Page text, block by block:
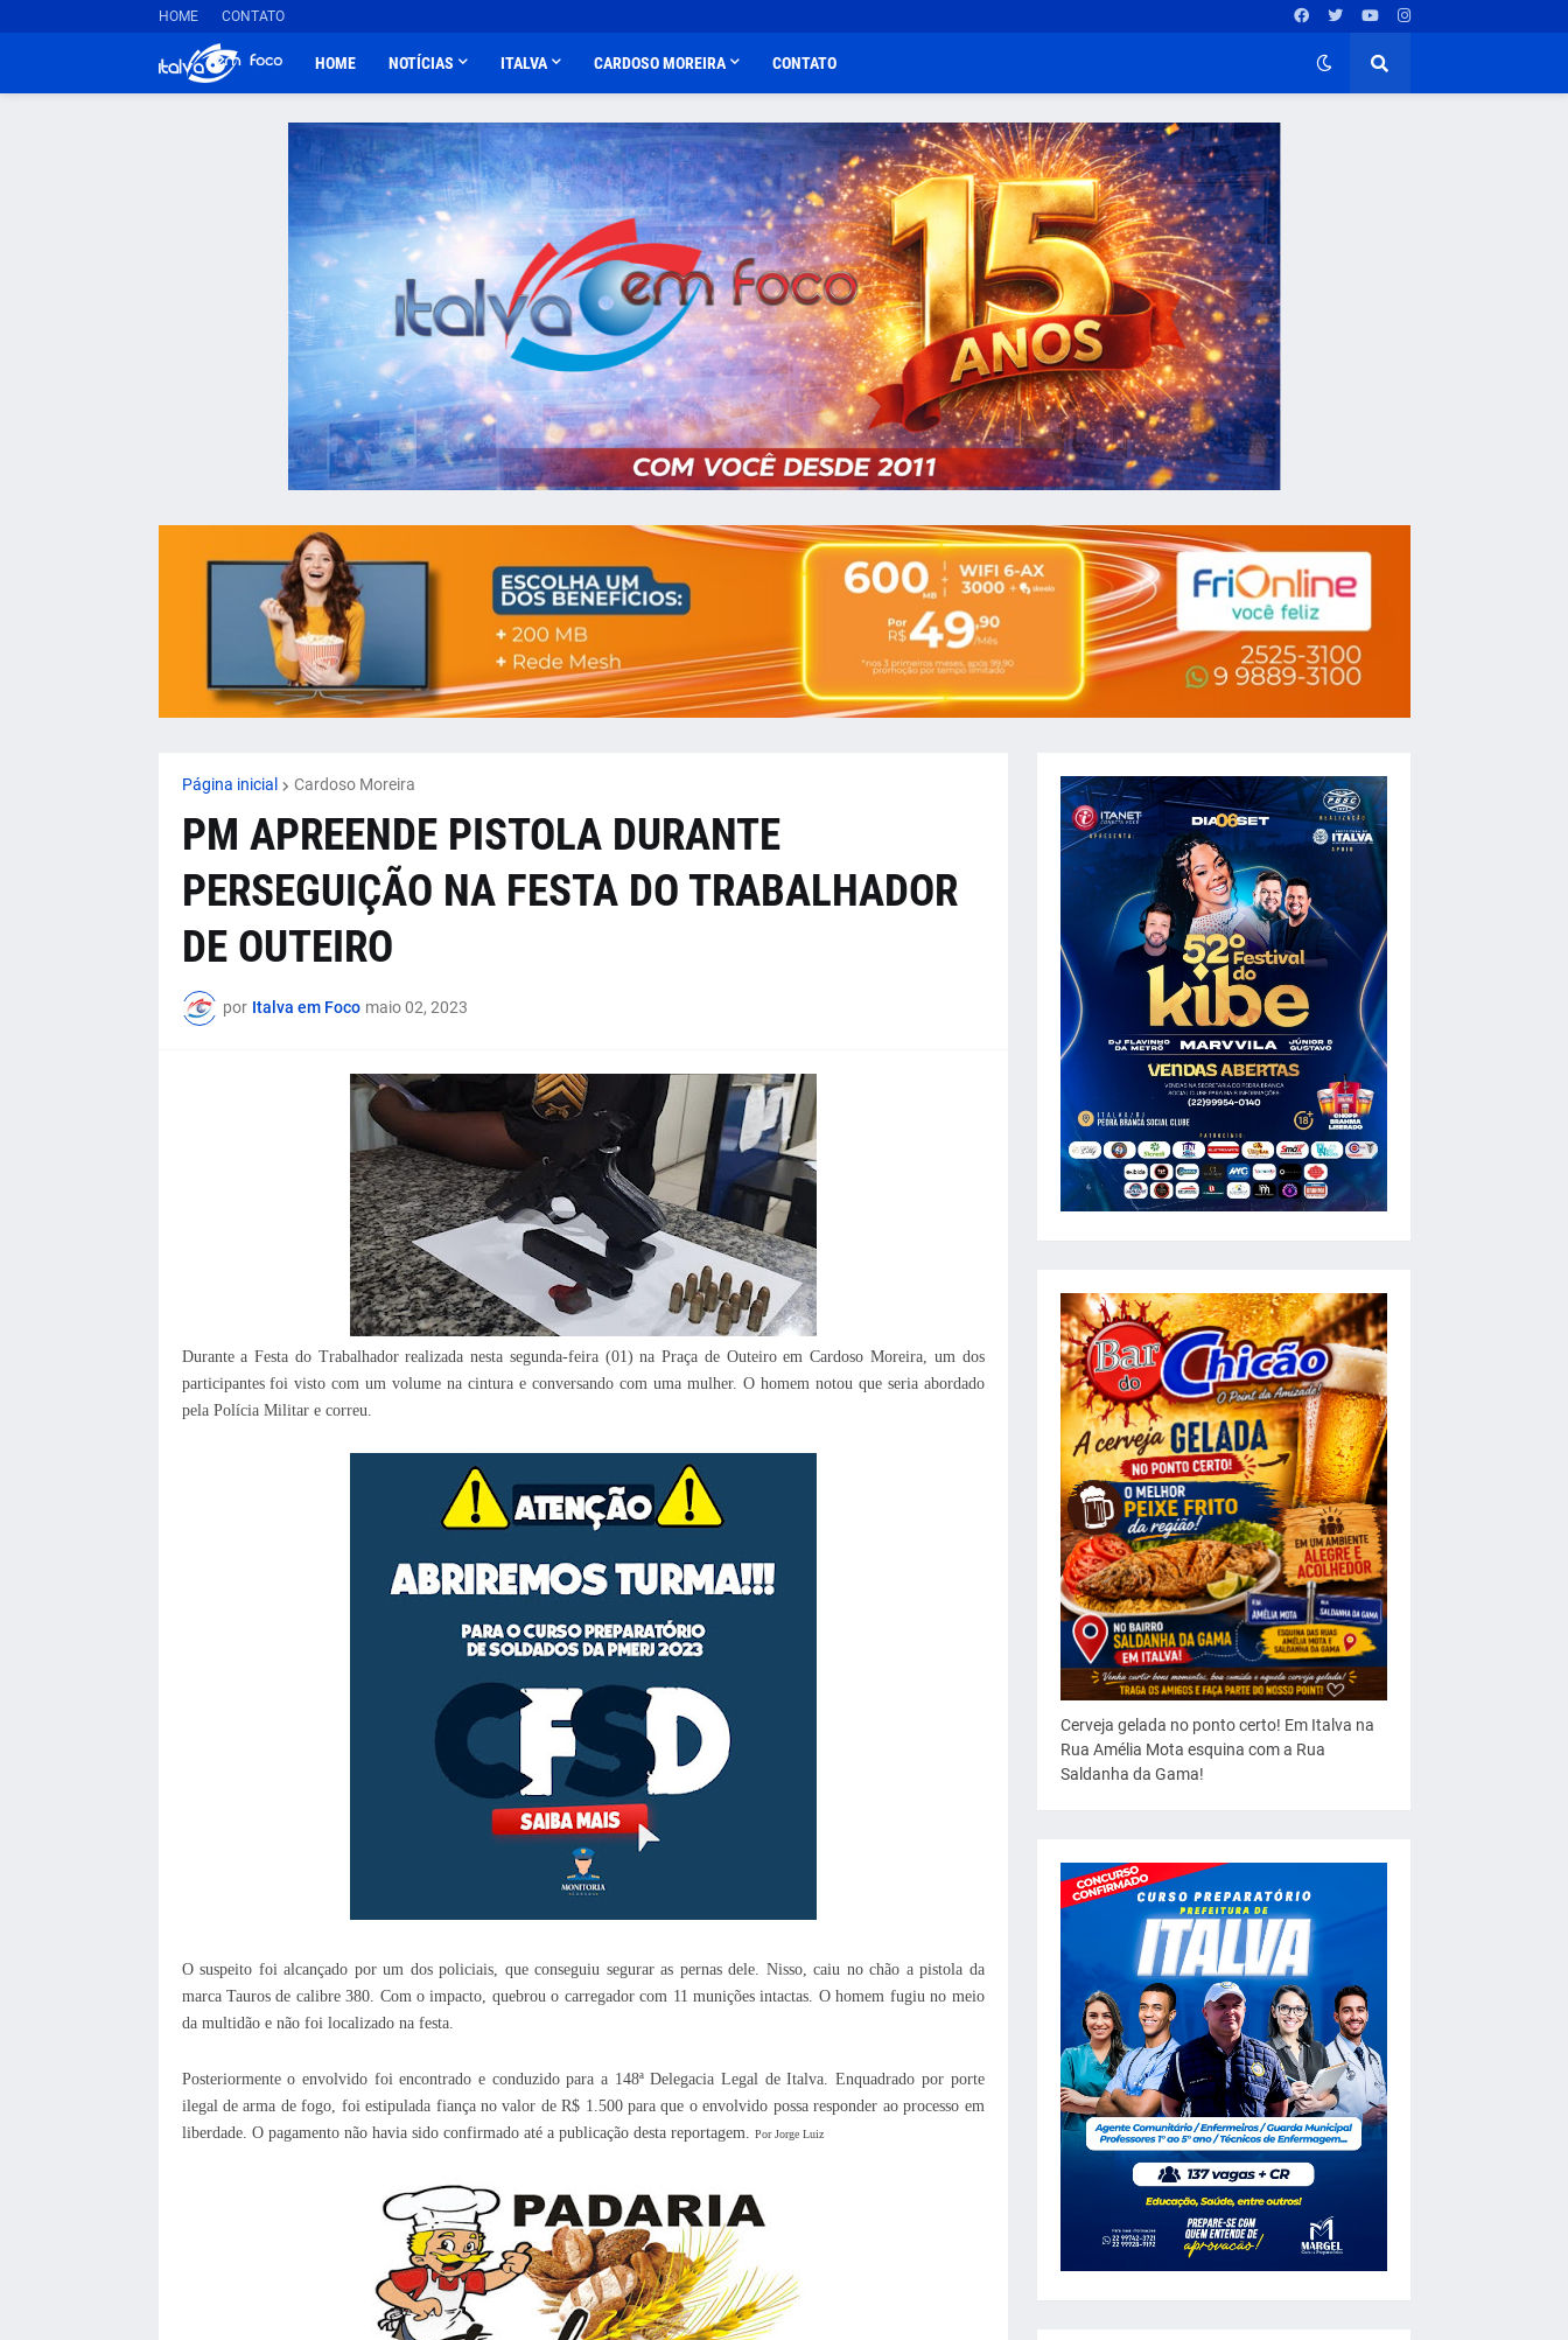
HOME CONTATO
HOME NOTÍCIAS ITALVA CARDOSO MOREIRA CONTATO
Página inicial Cardoso Moreira
PM APREENDE PISTOLA DURANTE
PERSEGUIÇÃO NA FESTA DO TRABALHADOR
DE OUTEIRO
por Italva em Foco maio 02, 2023
Durante a Festa do Trabalhador realizada nesta segunda-feira (01) na Praça de Outeiro em Cardoso Moreira, um dos
participantes foi visto com um volume na cintura e conversando com uma mulher. O homem notou que seria abordado
pela Polícia Militar e correu.
O suspeito foi alcançado por um dos policiais, que conseguiu segurar as pernas dele. Nisso, caiu no chão a pistola da
marca Tauros de calibre 380. Com o impacto, quebrou o carregador com 11 munições intactas. O homem fugiu no meio
da multidão e não foi localizado na festa.
Posteriormente o envolvido foi encontrado e conduzido para a 148ª Delegacia Legal de Italva. Enquadrado por porte
ilegal de arma de fogo, foi estipulada fiança no valor de R$ 1.500 para que o envolvido possa responder ao processo em
liberdade. O pagamento não havia sido confirmado até a publicação desta reportagem.
Por Jorge Luiz
Cerveja gelada no ponto certo! Em Italva na
Rua Amélia Mota esquina com a Rua
Saldanha da Gama!